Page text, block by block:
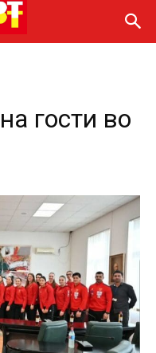
гости во